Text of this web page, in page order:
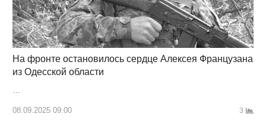
На фронте остановилось сердце Алексея Французана
из Одесской области
…
08.09.2025 09:00 3